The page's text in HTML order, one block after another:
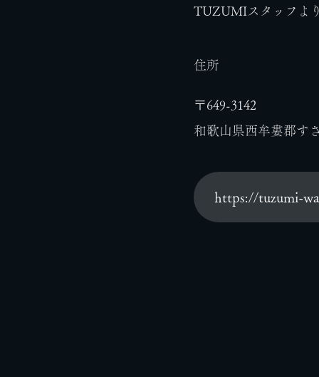
TUZUMIスタッフよ
住所
〒649-3142
和歌山県西牟婁郡す
https://tuzumi-